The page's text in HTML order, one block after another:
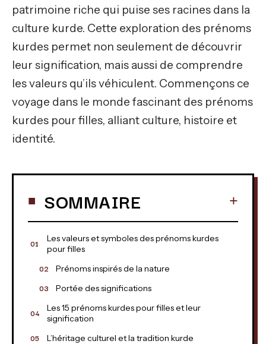
patrimoine riche qui puise ses racines dans la
culture kurde. Cette exploration des prénoms
kurdes permet non seulement de découvrir
leur signification, mais aussi de comprendre
les valeurs qu’ils véhiculent. Commençons ce
voyage dans le monde fascinant des prénoms
kurdes pour filles, alliant culture, histoire et
identité.
SOMMAIRE
Les valeurs et symboles des prénoms kurdes
pour filles
Prénoms inspirés de la nature
Portée des significations
Les 15 prénoms kurdes pour filles et leur
signification
L’héritage culturel et la tradition kurde